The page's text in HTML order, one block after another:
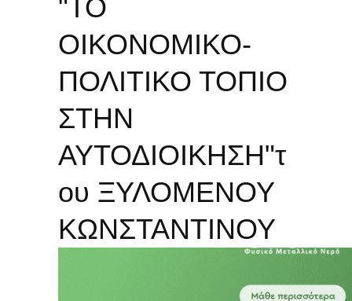
"ΤΟ
ΟΙΚΟΝΟΜΙΚΟ-
ΠΟΛΙΤΙΚΟ ΤΟΠΙΟ
ΣΤΗΝ
ΑΥΤΟΔΙΟΙΚΗΣΗ"τ
ου ΞΥΛΟΜΕΝΟΥ
ΚΩΝΣΤΑΝΤΙΝΟΥ